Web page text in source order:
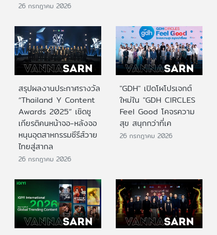
26 กรกฎาคม 2026
สรุปผลงานประกาศรางวัล
“Thailand Y Content
Awards 2025” เชิดชู
เกียรติคนหน้าจอ-หลังจอ
หนุนอุตสาหกรรมซีรีส์วาย
ไทยสู่สากล
26 กรกฎาคม 2026
"GDH" เปิดโผโปรเจกต์
ใหม่ใน "GDH CIRCLES
Feel Good โคจรความ
สุข สนุกกว่าที่เค
26 กรกฎาคม 2026